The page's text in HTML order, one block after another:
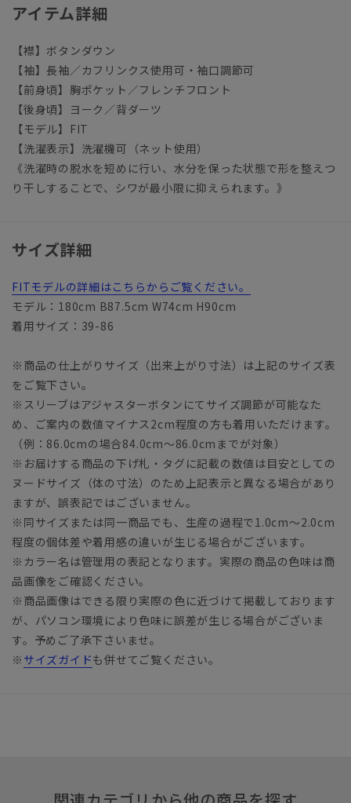
アイテム詳細
【襟】ボタンダウン
【袖】長袖／カフリンクス使用可・袖口調節可
【前身頃】胸ポケット／フレンチフロント
【後身頃】ヨーク／背ダーツ
【モデル】FIT
【洗濯表示】洗濯機可（ネット使用）
《洗濯時の脱水を短めに行い、水分を保った状態で形を整えつ
り干しすることで、シワが最小限に抑えられます。》
サイズ詳細
FITモデルの詳細はこちらからご覧ください。
モデル：180cm B87.5cm W74cm H90cm
着用サイズ：39-86
※商品の仕上がりサイズ（出来上がり寸法）は上記のサイズ表
をご覧下さい。
※スリーブはアジャスターボタンにてサイズ調節が可能なた
め、ご案内の数値マイナス2cm程度の方も着用いただけます。
（例：86.0cmの場合84.0cm～86.0cmまでが対象）
※お届けする商品の下げ札・タグに記載の数値は目安としての
ヌードサイズ（体の寸法）のため上記表示と異なる場合があり
ますが、誤表記ではございません。
※同サイズまたは同一商品でも、生産の過程で1.0cm～2.0cm
程度の個体差や着用感の違いが生じる場合がございます。
※カラー名は管理用の表記となります。実際の商品の色味は商
品画像をご確認ください。
※商品画像はできる限り実際の色に近づけて掲載しております
が、パソコン環境により色味に誤差が生じる場合がございま
す。予めご了承下さいませ。
※ サイズガイドも併せてご覧ください。